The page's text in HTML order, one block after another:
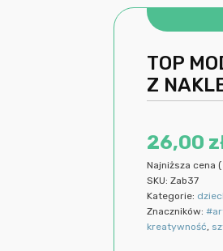
TOP
Z
26,00
Najniższa cena (
SKU:Zab37
Kategorie:
Znaczników:
kreatywność,